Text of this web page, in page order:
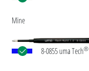
Mine
8-0855 uma Tech®